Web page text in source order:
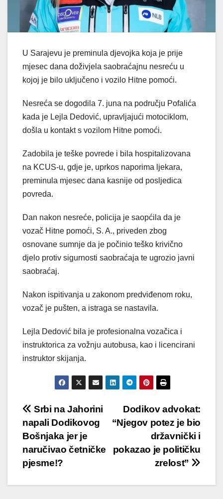
U Sarajevu je preminula djevojka koja je prije
mjesec dana doživjela saobraćajnu nesreću u
kojoj je bilo uključeno i vozilo Hitne pomoći.
Nesreća se dogodila 7. juna na području Pofalića
kada je Lejla Dedović, upravljajući motociklom,
došla u kontakt s vozilom Hitne pomoći.
Zadobila je teške povrede i bila hospitalizovana
na KCUS-u, gdje je, uprkos naporima ljekara,
preminula mjesec dana kasnije od posljedica
povreda.
Dan nakon nesreće, policija je saopćila da je
vozač Hitne pomoći, S. A., priveden zbog
osnovane sumnje da je počinio teško krivično
djelo protiv sigurnosti saobraćaja te ugrozio javni
saobraćaj.
Nakon ispitivanja u zakonom predviđenom roku,
vozač je pušten, a istraga se nastavila.
Lejla Dedović bila je profesionalna vozačica i
instruktorica za vožnju autobusa, kao i licencirani
instruktor skijanja.
Post
navigation
Dodikov advokat:
“Njegov potez je bio
državnički i
pokazao je političku
zrelost”
Srbi na Jahorini
napali Dodikovog
Bošnjaka jer je
naručivao četničke
pjesme!?